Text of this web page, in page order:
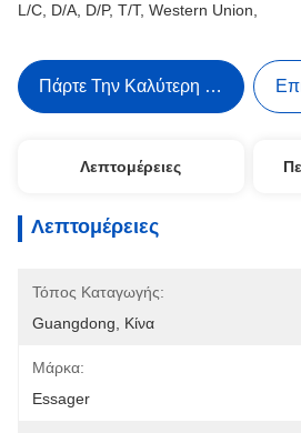
L/C, D/A, D/P, T/T, Western Union,
Πάρτε Την Καλύτερη Τιμή
Λεπτομέρειες
Λεπτομέρειες
Τόπος Καταγωγής:
Guangdong, Κίνα
Μάρκα:
Essager